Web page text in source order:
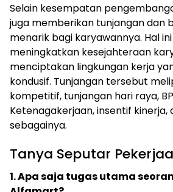
Selain kesempatan
juga memberikan tunjangan dan
menarik bagi karyawannya. Hal
meningkatkan kesejahteraan
menciptakan lingkungan kerja
kondusif. Tunjangan tersebut
kompetitif, tunjangan hari raya,
Ketenagakerjaan, insentif kinerja,
sebagainya.
Tanya Seputar
1. Apa saja tugas utama